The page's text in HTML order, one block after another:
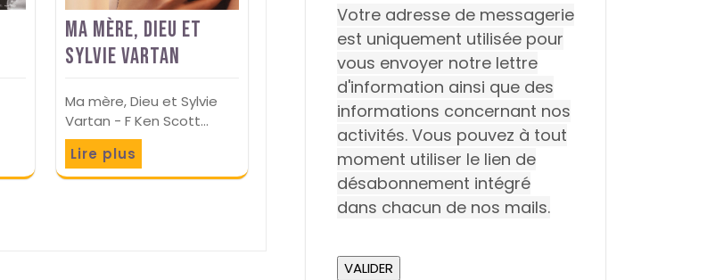
Ma mère, Dieu et
Sylvie Vartan
Ma mère, Dieu et Sylvie
Vartan - F Ken Scott…
Lire plus
Votre adresse de messagerie
est uniquement utilisée pour
vous envoyer notre lettre
d'information ainsi que des
informations concernant nos
activités. Vous pouvez à tout
moment utiliser le lien de
désabonnement intégré
dans chacun de nos mails.